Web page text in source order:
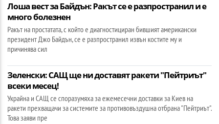
Лоша вест за Байдън: Ракът се е разпространил и е
много болезнен
Ракът на простатата, с който е диагностициран бившият американски
президент Джо Байдън, се е разпространил извън костите му и
причинява сил
Зеленски: САЩ ще ни доставят ракети "Пейтриът"
всеки месец!
Украйна и САЩ се споразумяха за ежемесечни доставки за Киев на
ракети прехващачи за системите за противовъздушна отбрана "Пейтриът".
Това заяви пре